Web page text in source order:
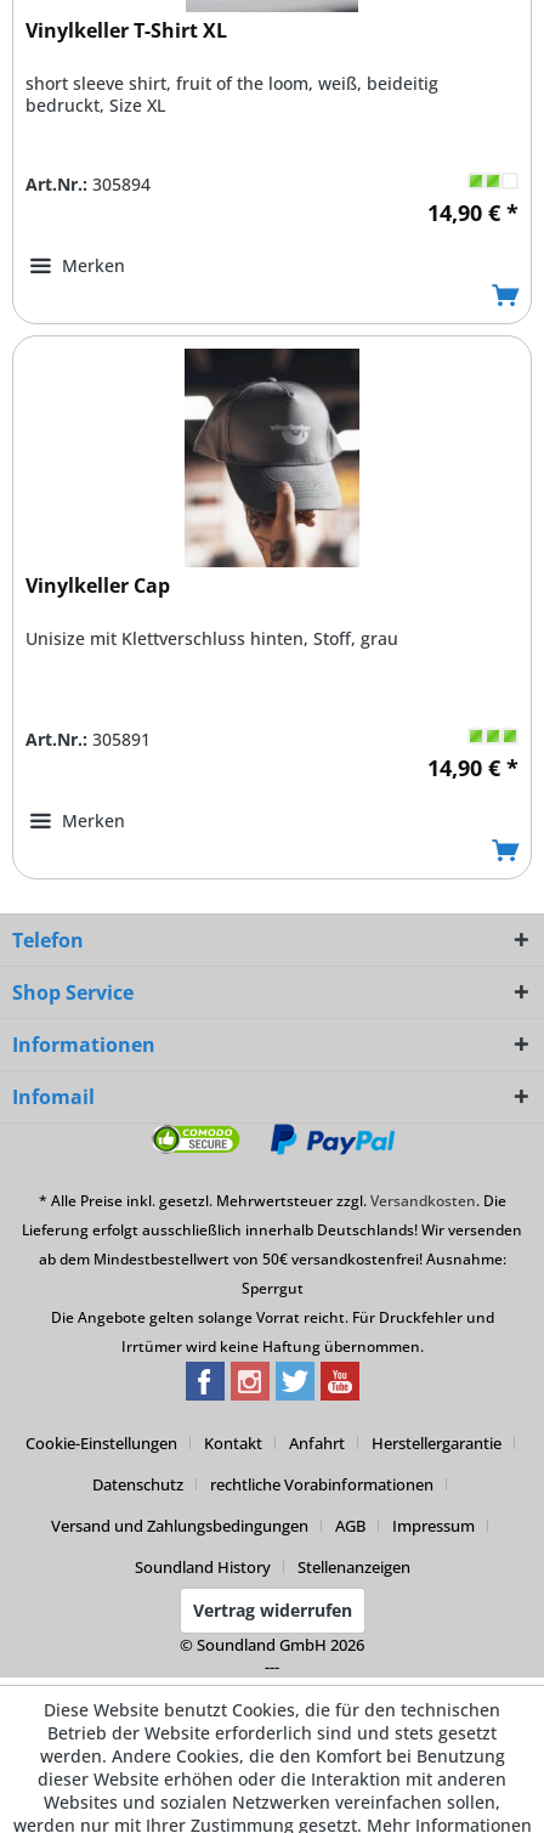
Vinylkeller T-Shirt XL
short sleeve shirt, fruit of the loom, weiß, beideitig
bedruckt, Size XL
Art.Nr.: 305894
14,90 € *
Merken
Vinylkeller Cap
Unisize mit Klettverschluss hinten, Stoff, grau
Art.Nr.: 305891
14,90 € *
Merken
Telefon
Shop Service
Informationen
Infomail
* Alle Preise inkl. gesetzl. Mehrwertsteuer zzgl.Versandkosten. Die
Lieferung erfolgt ausschließlich innerhalb Deutschlands! Wir versenden
ab dem Mindestbestellwert von 50€ versandkostenfrei! Ausnahme:
Sperrgut
Die Angebote gelten solange Vorrat reicht. Für Druckfehler und
Irrtümer wird keine Haftung übernommen.
Cookie-Einstellungen Kontakt Anfahrt
Herstellergarantie
Datenschutz
rechtliche Vorabinformationen
Versand und Zahlungsbedingungen
AGB
Impressum
Soundland History
Stellenanzeigen
Vertrag widerrufen
© Soundland GmbH 2026
---
Diese Website benutzt Cookies, die für den technischen
Betrieb der Website erforderlich sind und stets gesetzt
werden. Andere Cookies, die den Komfort bei Benutzung
dieser Website erhöhen oder die Interaktion mit anderen
Websites und sozialen Netzwerken vereinfachen sollen,
werden nur mit Ihrer Zustimmung gesetzt. Mehr Informationen